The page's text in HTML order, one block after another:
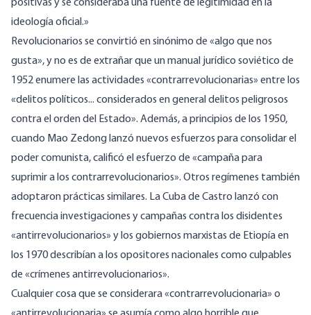
positivas y se consideraba una fuente de legitimidad en la
ideología oficial.»
Revolucionarios se convirtió en sinónimo de «algo que nos
gusta», y no es de extrañar que unmanual jurídico soviético de
1952enumere las actividades «contrarrevolucionarias» entre los
«delitos políticos... considerados en general delitos peligrosos
contra el orden del Estado». Además, a principios de los 1950,
cuando Mao Zedong lanzó nuevos esfuerzos para consolidar el
poder comunista, calificó el esfuerzo de «campaña para
suprimir a los contrarrevolucionarios». Otros regímenes también
adoptaron prácticas similares. La Cuba de Castro lanzó con
frecuencia investigaciones y campañas contra los disidentes
«antirrevolucionarios» y los gobiernos marxistas de Etiopía en
los 1970describían a los opositores nacionales como culpables
de «crímenes antirrevolucionarios».
Cualquier cosa que se considerara «contrarrevolucionaria» o